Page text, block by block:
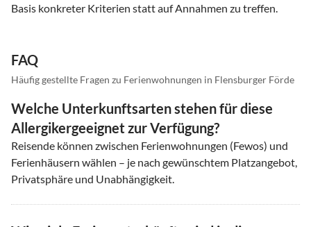
Basis konkreter Kriterien statt auf Annahmen zu treffen.
FAQ
Häufig gestellte Fragen zu Ferienwohnungen in Flensburger Förde
Welche Unterkunftsarten stehen für diese
Allergikergeeignet zur Verfügung?
Reisende können zwischen Ferienwohnungen (Fewos) und
Ferienhäusern wählen – je nach gewünschtem Platzangebot,
Privatsphäre und Unabhängigkeit.